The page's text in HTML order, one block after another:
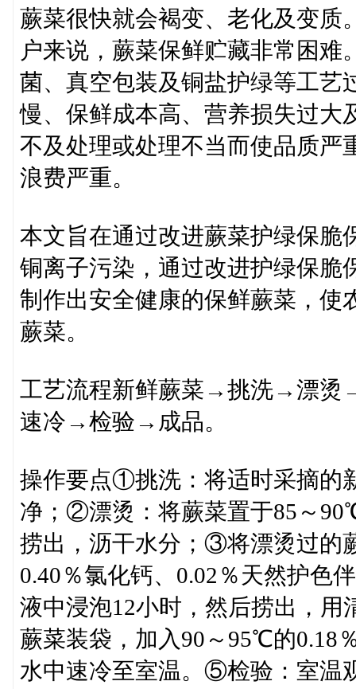
蕨菜很快就会褐变、老化及变质
户来说，蕨菜保鲜贮藏非常困
菌、真空包装及铜盐护绿等工艺
慢、保鲜成本高、营养损失过大
不及处理或处理不当而使品质严
浪费严重。
本文旨在通过改进蕨菜护绿保脆
铜离子污染，通过改进护绿保脆
制作出安全健康的保鲜蕨菜，使
蕨菜。
工艺流程新鲜蕨菜→挑洗→漂
速冷→检验→成品。
操作要点①挑洗：将适时采摘的
净；②漂烫：将蕨菜置于85～
捞出，沥干水分；③将漂烫过的
0.40％氯化钙、0.02％天然护色
液中浸泡12小时，然后捞出，
蕨菜装袋，加入90～95℃的0.18
水中速冷至室温。⑤检验：室温